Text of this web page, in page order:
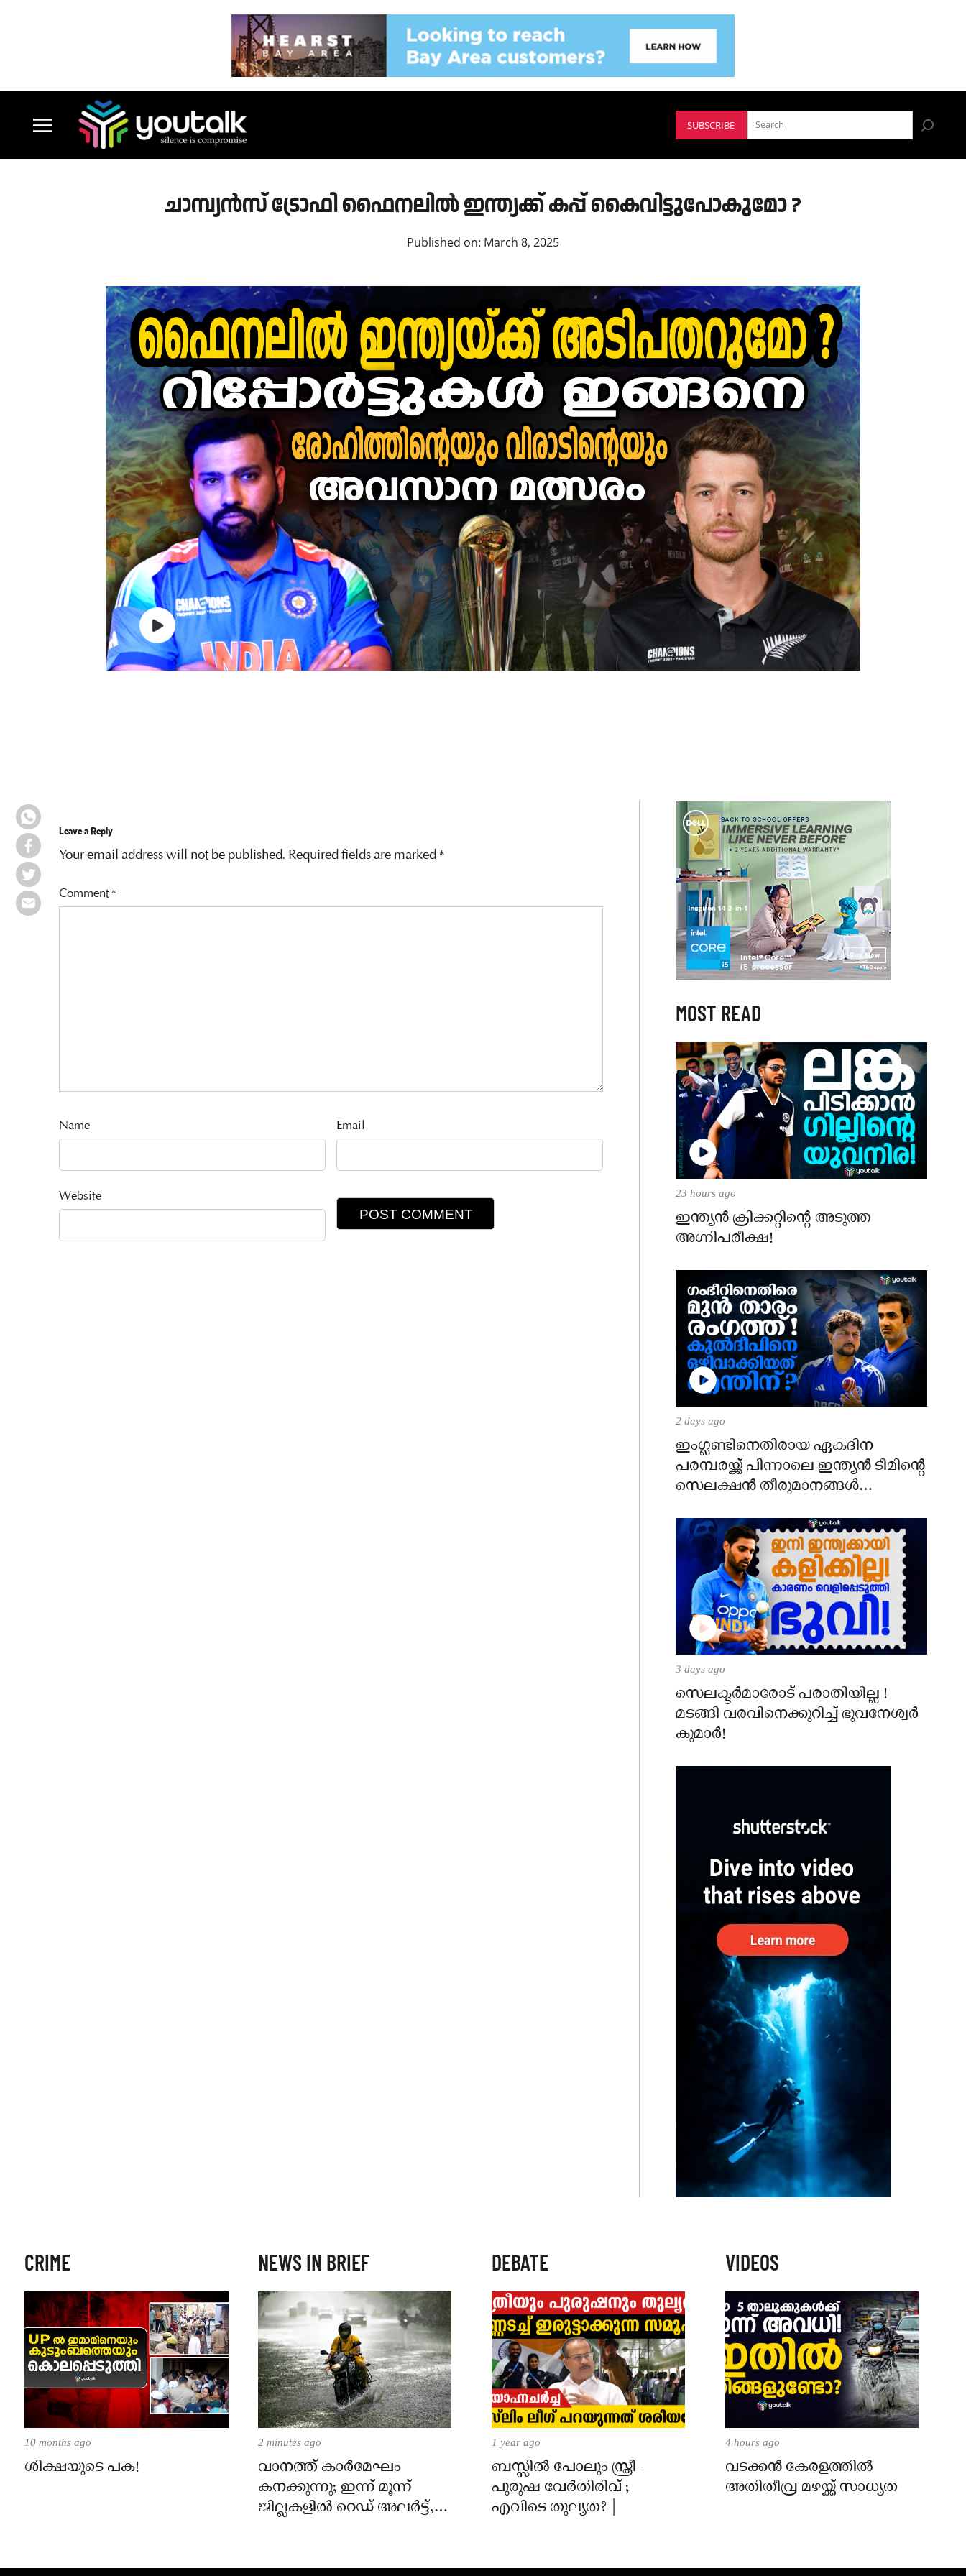
SUBSCRIBE
ചാമ്പ്യൻസ് ട്രോഫി ഫൈനലിൽ ഇന്ത്യക്ക് കപ്പ് കൈവിട്ടുപോകുമോ ?
Published on: March 8, 2025
Leave a Reply
Your email address will not be published. Required fields are marked*
Comment*
Name Email
Website
MOST READ
23 hours ago
ഇന്ത്യന്‍ ക്രിക്കറ്റിന്റെ അടുത്ത
അഗ്നിപരീക്ഷ!
2 days ago
ഇംഗ്ലണ്ടിനെതിരായ ഏകദിന
പരമ്പരയ്ക്ക് പിന്നാലെ ഇന്ത്യൻ ടീമിന്റെ
സെലക്ഷൻ തീരുമാനങ്ങൾ
3 days ago
സെലക്ടർമാരോട് പരാതിയില്ല !
മടങ്ങി വരവിനെക്കുറിച്ച് ഭുവനേശ്വർ
കുമാർ!
CRIME
10 months ago
ശിക്ഷയുടെ പക!
NEWS IN BRIEF
2 minutes ago
വാനത്ത് കാർമേഘം
കനക്കുന്നു; ഇന്ന് മൂന്ന്
ജില്ലകളിൽ റെഡ് അലർട്ട്,
DEBATE
1 year ago
ബസ്സിൽ പോലും സ്ത്രീ –
പുരുഷ വേർതിരിവ് ;
എവിടെ തുല്യത? |
VIDEOS
4 hours ago
വടക്കൻ കേരളത്തിൽ
അതിതീവ്ര മഴയ്ക്ക് സാധ്യത